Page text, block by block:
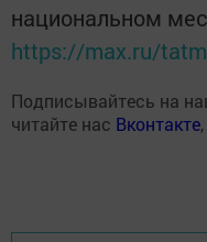
национальном
https://max.ru/
Подписывайтесь на
читайте нас Вконтакте,